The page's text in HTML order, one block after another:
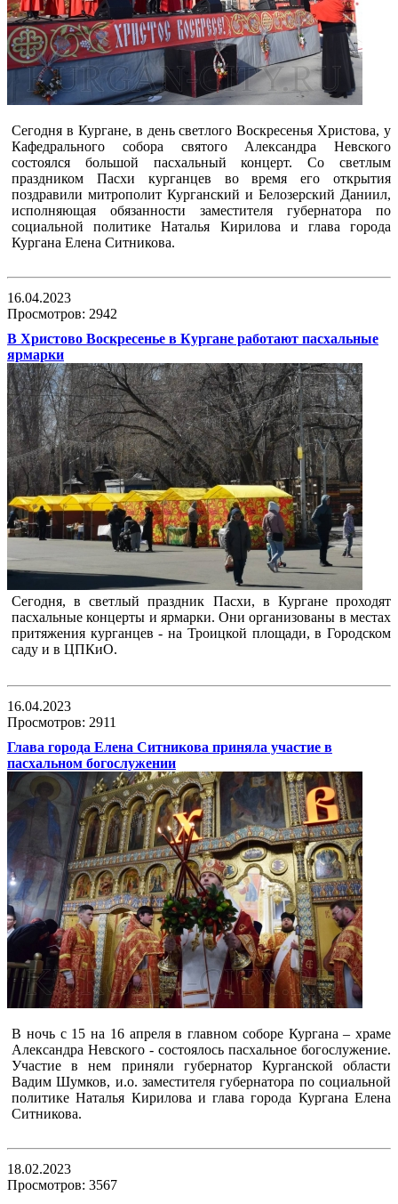
Сегодня в Кургане, в день светлого Воскресенья Христова, у
Кафедрального собора святого Александра Невского
состоялся большой пасхальный концерт. Со светлым
праздником Пасхи курганцев во время его открытия
поздравили митрополит Курганский и Белозерский Даниил,
исполняющая обязанности заместителя губернатора по
социальной политике Наталья Кирилова и глава города
Кургана Елена Ситникова.
16.04.2023
Просмотров: 2942
В Христово Воскресенье в Кургане работают пасхальные
ярмарки
Сегодня, в светлый праздник Пасхи, в Кургане проходят
пасхальные концерты и ярмарки. Они организованы в местах
притяжения курганцев - на Троицкой площади, в Городском
саду и в ЦПКиО.
16.04.2023
Просмотров: 2911
Глава города Елена Ситникова приняла участие в
пасхальном богослужении
В ночь с 15 на 16 апреля в главном соборе Кургана – храме
Александра Невского - состоялось пасхальное богослужение.
Участие в нем приняли губернатор Курганской области
Вадим Шумков, и.о. заместителя губернатора по социальной
политике Наталья Кирилова и глава города Кургана Елена
Ситникова.
18.02.2023
Просмотров: 3567